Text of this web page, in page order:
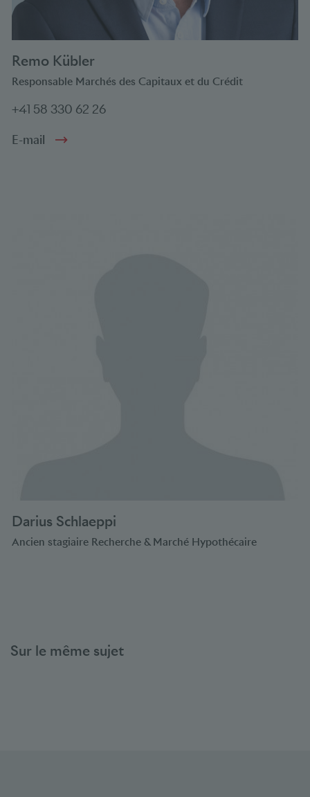
Remo Kübler
Responsable Marchés des Capitaux et du Crédit
+41 58 330 62 26
E-mail
Darius Schlaeppi
Ancien stagiaire Recherche & Marché Hypothécaire
Sur le même sujet